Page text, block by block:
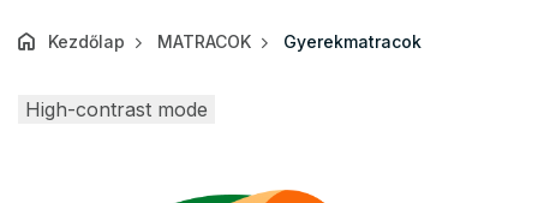
Kezdőlap MATRACOK Gyerekmatracok
High-contrast mode